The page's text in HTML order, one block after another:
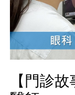
【門診